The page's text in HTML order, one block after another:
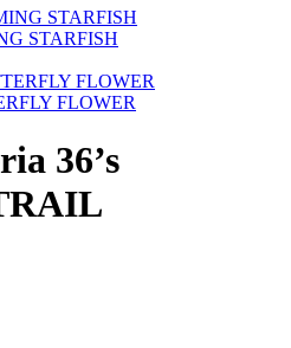
STARFISH
FLOWER
36’s